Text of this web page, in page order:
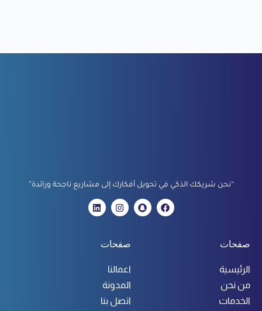
“نحن شريكك الذكي في تحويل أفكارك إلى مشاريع ناجحة ورائدة”
صفحات
الرئيسية
من نحن
الخدمات
صفحات
اعمالنا
المدونة
اتصل بنا